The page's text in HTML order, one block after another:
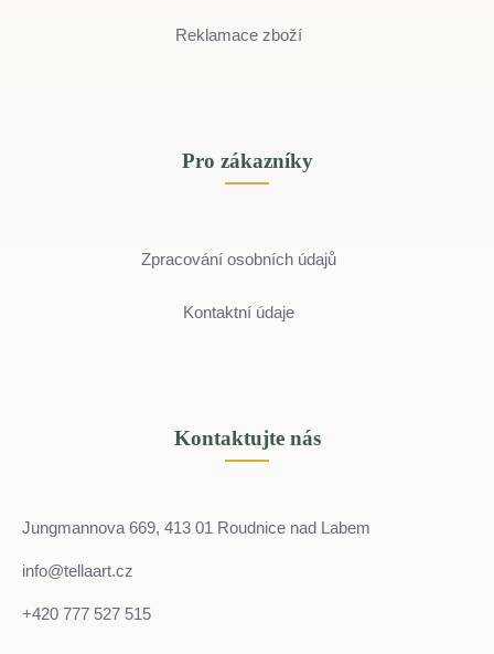
Reklamace zboží
Pro zákazníky
Zpracování osobních údajů
Kontaktní údaje
Kontaktujte nás
Jungmannova 669, 413 01 Roudnice nad Labem
info@tellaart.cz
+420 777 527 515